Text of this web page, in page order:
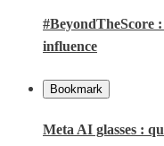
#BeyondTheScore
influence
Bookmark
Meta AI glasses :